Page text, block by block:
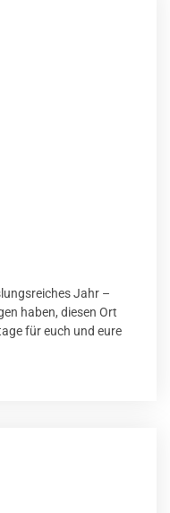
Jahr –
haben, diesen Ort
für euch und eure